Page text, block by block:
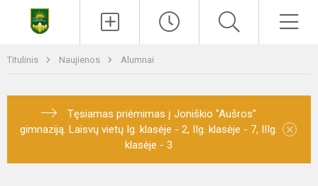
Titulinis Naujienos Alumnai
Tęsiamas priėmimas į Joniškio "Aušros"
gimnaziją. Laisvų vietų Ig. klasėje - 2, IIg. klasėje - 7, IIIg.
klasėje - 3
×